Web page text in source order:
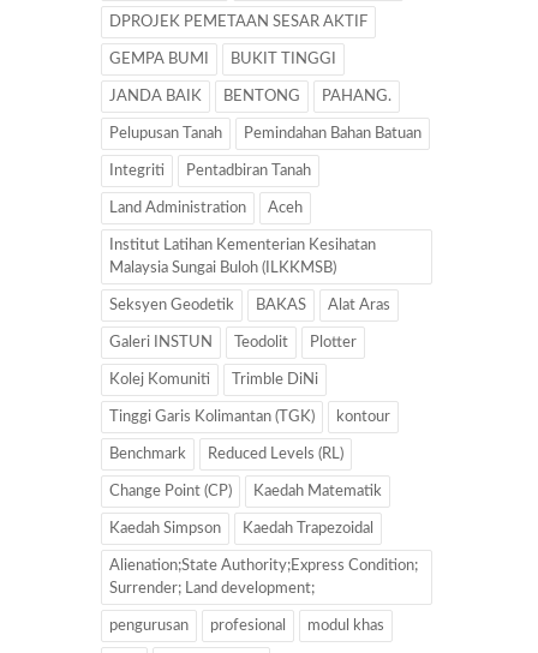
DPROJEK PEMETAAN SESAR AKTIF
GEMPA BUMI BUKIT TINGGI
JANDA BAIK BENTONG PAHANG.
Pelupusan Tanah Pemindahan Bahan Batuan
Integriti Pentadbiran Tanah
Land Administration Aceh
Institut Latihan Kementerian Kesihatan
Malaysia Sungai Buloh (ILKKMSB)
Seksyen Geodetik BAKAS Alat Aras
Galeri INSTUN Teodolit Plotter
Kolej Komuniti Trimble DiNi
Tinggi Garis Kolimantan (TGK) kontour
Benchmark Reduced Levels (RL)
Change Point (CP) Kaedah Matematik
Kaedah Simpson Kaedah Trapezoidal
Alienation;State Authority;Express Condition;
Surrender; Land development;
pengurusan profesional modul khas